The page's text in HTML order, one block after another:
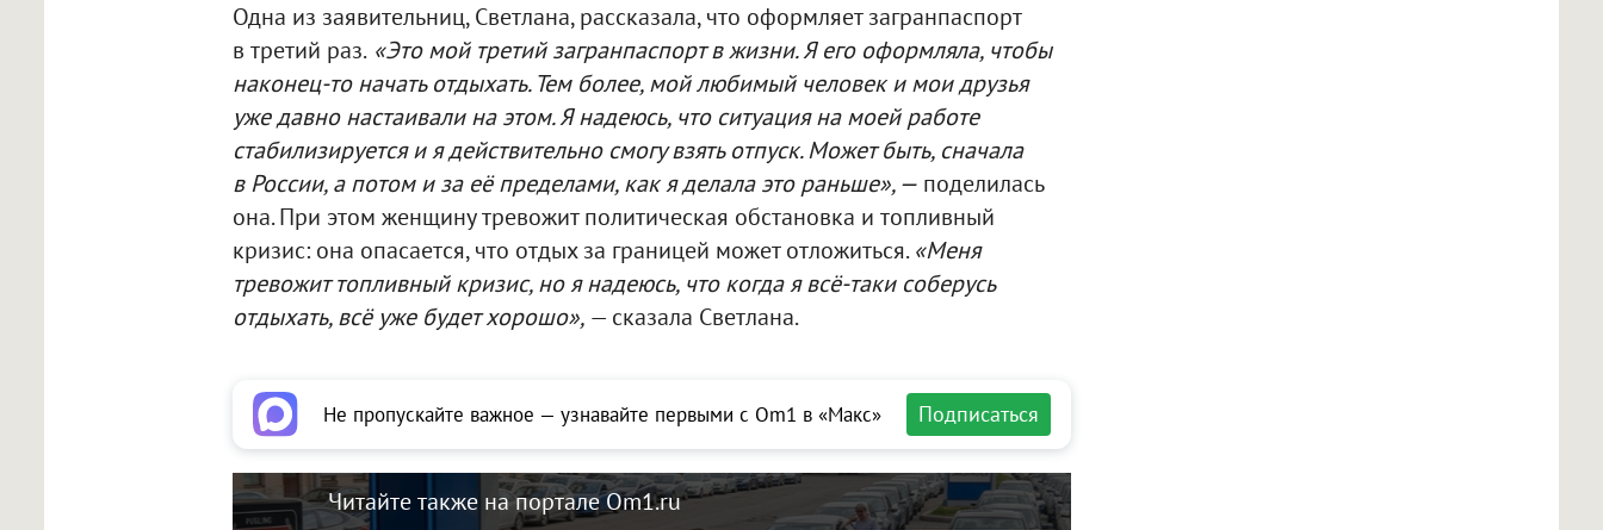
Одна из заявительниц, Светлана, рассказала, что оформляет загранпаспорт
в третий раз.«Это мой третий загранпаспорт в жизни. Я его оформляла, чтобы
наконец-то начать отдыхать. Тем более, мой любимый человек и мои друзья
уже давно настаивали на этом. Я надеюсь, что ситуация на моей работе
стабилизируется и я действительно смогу взять отпуск. Может быть, сначала
в России, а потом и за её пределами, как я делала это раньше», —поделилась
она. При этом женщину тревожит политическая обстановка и топливный
кризис: она опасается, что отдых за границей может отложиться.«Меня
тревожит топливный кризис, но я надеюсь, что когда я всё-таки соберусь
отдыхать, всё уже будет хорошо», — сказала Светлана.
Не пропускайте важное — узнавайте первыми с Om1 в «Макс» Подписаться
Читайте также на портале Om1.ru